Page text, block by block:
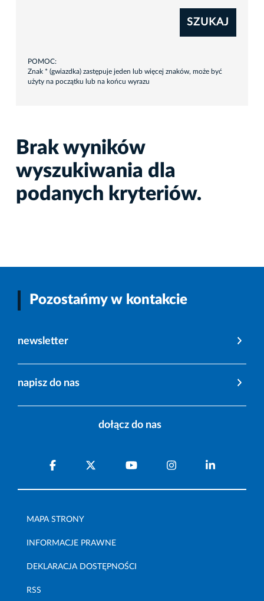
SZUKAJ
POMOC:
Znak * (gwiazdka) zastępuje jeden lub więcej znaków, może być
użyty na początku lub na końcu wyrazu
Brak wyników
wyszukiwania dla
podanych kryteriów.
Pozostańmy w kontakcie
newsletter
napisz do nas
dołącz do nas
MAPA STRONY
INFORMACJE PRAWNE
DEKLARACJA DOSTĘPNOŚCI
RSS